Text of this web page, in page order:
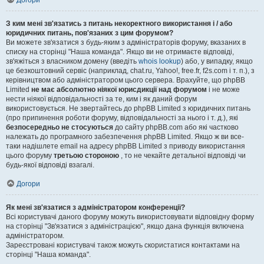
З ким мені зв'язатись з питань некоректного використання і / або
юридичних питань, пов'язаних з цим форумом?
Ви можете зв'язатися з будь-яким з адміністраторів форуму, вказаних в
списку на сторінці "Наша команда". Якщо ви не отримаєте відповіді,
зв'яжіться з власником домену (введіть whois lookup) або, у випадку, якщо
це безкоштовний сервіс (наприклад, chat.ru, Yahoo!, free.fr, f2s.com і т. п.), з
керівництвом або адміністратором цього сервера. Врахуйте, що phpBB
Limited не має абсолютно ніякої юрисдикції над форумом і не може
нести ніякої відповідальності за те, ким і як даний форум
використовується. Не звертайтесь до phpBB Limited з юридичних питань
(про припинення роботи форуму, відповідальності за нього і т. д.), які
безпосередньо не стосуються до сайту phpBB.com або які частково
належать до програмного забезпечення phpBB Limited. Якщо ж ви все-
таки надішлете email на адресу phpBB Limited з приводу використання
цього форуму третьою стороною , то не чекайте детальної відповіді чи
будь-якої відповіді взагалі.
Догори
Як мені зв'язатися з адміністратором конференції?
Всі користувачі даного форуму можуть використовувати відповідну форму
на сторінці "Зв'язатися з адміністрацією", якщо дана функція включена
адміністратором.
Зареєстровані користувачі також можуть скористатися контактами на
сторінці "Наша команда".